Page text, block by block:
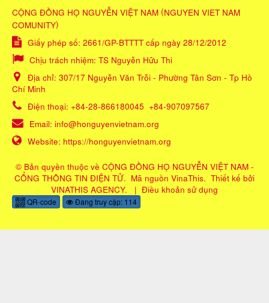
CỘNG ĐỒNG HỌ NGUYỄN VIỆT NAM (NGUYEN VIET NAM
COMUNITY)
Giấy phép số: 2661/GP-BTTTT cấp ngày 28/12/2012
Chịu trách nhiệm: TS Nguyễn Hữu Thi
Địa chỉ: 307/17 Nguyễn Văn Trỗi - Phường Tân Sơn - Tp Hồ
Chí Minh
Điện thoại: +84-28-866180045 +84-907097567
Email: info@honguyenvietnam.org
Website: https://honguyenvietnam.org
© Bản quyền thuộc về CỘNG ĐỒNG HỌ NGUYỄN VIỆT NAM -
CỔNG THÔNG TIN ĐIỆN TỬ. Mã nguồn VinaThis. Thiết kế bởi
VINATHIS AGENCY. | Điều khoản sử dụng
QR-code Đang truy cập: 114